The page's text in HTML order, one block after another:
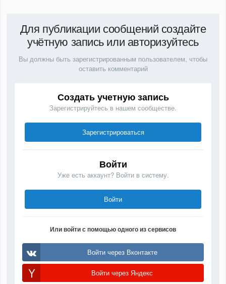
Для публикации сообщений создайте
учётную запись или авторизуйтесь
Вы должны быть зарегистрированным пользователем, чтобы
оставить комментарий
Создать учетную запись
Зарегистрируйтесь в нашем сообществе.
Зарегистрироваться
Войти
Уже есть аккаунт? Войти в систему.
Войти
Или войти с помощью одного из сервисов
Войти через Вконтакте
Войти через Яндекс